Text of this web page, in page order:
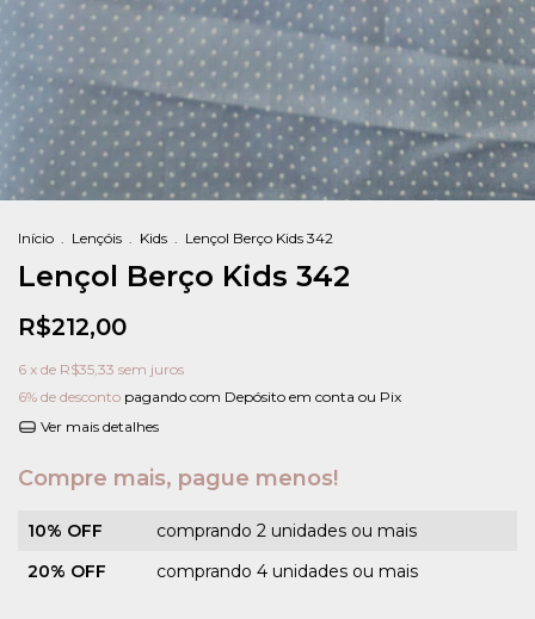
Início . Lençóis . Kids . Lençol Berço Kids 342
Lençol Berço Kids 342
R$212,00
6 x de R$35,33 sem juros
6% de desconto pagando com Depósito em conta ou Pix
Ver mais detalhes
Compre mais, pague menos!
10% OFF
comprando 2 unidades ou mais
20% OFF
comprando 4 unidades ou mais